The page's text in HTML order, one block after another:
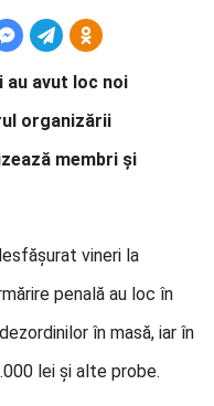
au avut loc noi
organizării
membri și
vineri la
penală au loc în
în masă, iar în
lei și alte probe.